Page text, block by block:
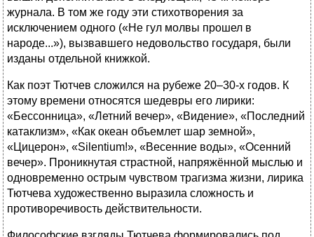
журнала. В том же году эти стихотворения за
исключением одного («Не гул молвы прошел в
народе...»), вызвавшего недовольство государя, были
изданы отдельной книжкой.
Как поэт Тютчев сложился на рубеже 20–30-х годов. К
этому времени относятся шедевры его лирики:
«Бессонница», «Летний вечер», «Видение», «Последний
катаклизм», «Как океан объемлет шар земной»,
«Цицерон», «Silentium!», «Весенние воды», «Осенний
вечер». Проникнутая страстной, напряжённой мыслью и
одновременно острым чувством трагизма жизни, лирика
Тютчева художественно выразила сложность и
противоречивость действительности.